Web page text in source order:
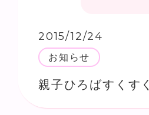
2015/12/24
お知らせ
親子ひろばすくすく